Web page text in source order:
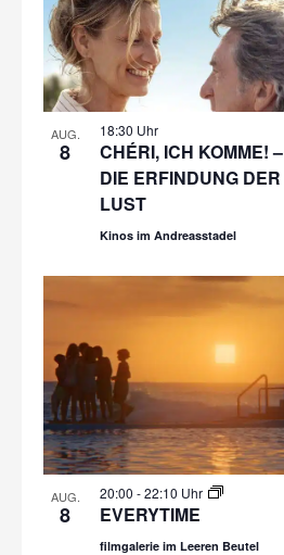
AUG.
8
18:30 Uhr
CHÉRI, ICH KOMME! –
DIE ERFINDUNG DER
LUST
Kinos im Andreasstadel
AUG.
8
20:00 -22:10 Uhr
EVERYTIME
filmgalerie im Leeren Beutel